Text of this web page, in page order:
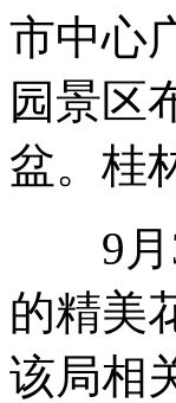
市中心
园景区
盆。桂
9月
的精美
该局相